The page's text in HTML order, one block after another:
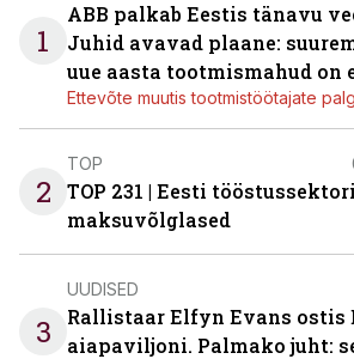
1
ABB palkab Eestis tänavu
Juhid avavad plaane:
uue aasta tootmismahud on
Ettevõte muutis tootmistöötajate
2
TOP
TOP 231 | Eesti
maksuvõlglased
3
UUDISED
Rallistaar Elfyn Evans ostis
aiapaviljoni. Palmako juht: